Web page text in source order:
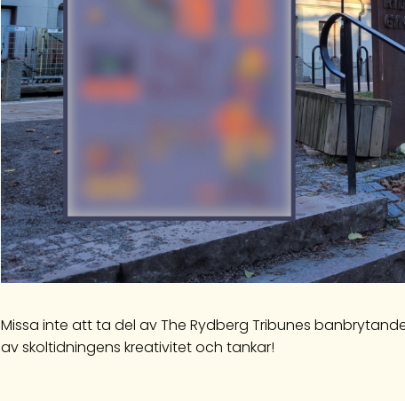
Missa inte att ta del av The Rydberg Tribunes
av skoltidningens kreativitet och tankar!